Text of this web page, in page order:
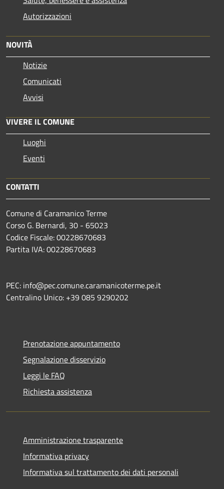
Autorizzazioni
NOVITÀ
Notizie
Comunicati
Avvisi
VIVERE IL COMUNE
Luoghi
Eventi
CONTATTI
Comune di Caramanico Terme
Corso G. Bernardi, 30 - 65023
Codice Fiscale: 00228670683
Partita IVA: 00228670683
PEC: info@pec.comune.caramanicoterme.pe.it
Centralino Unico: +39 085 9290202
Prenotazione appuntamento
Segnalazione disservizio
Leggi le FAQ
Richiesta assistenza
Amministrazione trasparente
Informativa privacy
Informativa sul trattamento dei dati personali